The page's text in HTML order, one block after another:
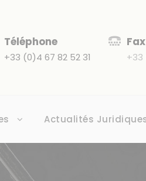
Téléphone
+33 (0)4 67 82 52 31
Fax
+33
Actualités